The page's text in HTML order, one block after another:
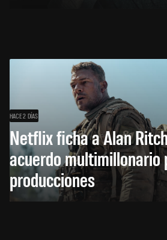
HACE 2 DÍAS
Netflix ficha a Alan
acuerdo multimillonario
producciones